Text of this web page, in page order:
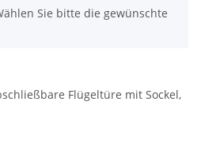
Sie bitte die gewünschte
Flügeltüre mit Sockel,